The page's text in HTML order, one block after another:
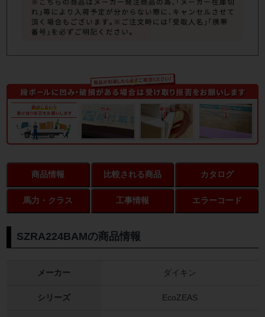
商品情報 比較される商品 カタログ
馬力・クラス 工事情報 エラーコード
SZRA224BAMの商品情報
メーカー ダイキン
シリーズ EcoZEAS